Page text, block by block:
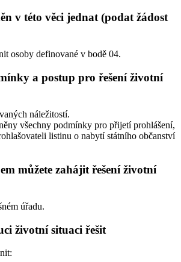
v této věci jednat (podat žádost
osoby definované v bodě 04.
a postup pro řešení životní
náležitostí.
všechny podmínky pro přijetí prohlášení,
listinu o nabytí státního občanství
můžete zahájit řešení životní
úřadu.
životní situaci řešit